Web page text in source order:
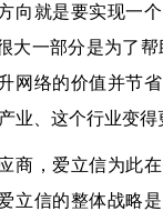
向就是要实现一
大一部分是为了
网络的价值并节
业、这个行业变得
商，爱立信为此
立信的整体战略